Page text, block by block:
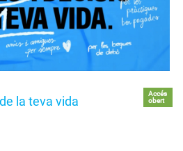
la teva vida
Accés
obert